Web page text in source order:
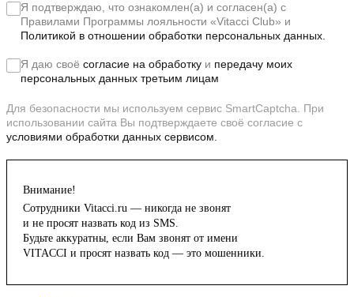
Я подтверждаю, что ознакомлен(а) и согласен(а) с
Правилами Программы лояльности «Vitacci Club» и
Политикой в отношении обработки персональных данных.
Я даю своё согласие на обработку и передачу моих
персональных данных третьим лицам
Для безопасности мы используем сервис SmartCaptcha. При
использовании сайта Вы подтверждаете своё согласие с
условиями обработки данных сервисом.
Внимание!
Сотрудники Vitacci.ru — никогда не звонят
и не просят назвать код из SMS.
Будьте аккуратны, если Вам звонят от имени
VITACCI и просят назвать код — это мошенники.